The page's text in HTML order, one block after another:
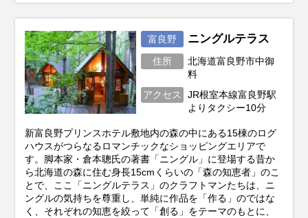
富良野 ニングルテラス
住所
北海道富良野市中御
料
アクセス
JR根室本線富良野駅
よりタクシー10分
新富良野プリンスホテル敷地内の森の中にある15棟のログ
ハウスがつらなるロマンチックなショッピングエリアで
す。脚本家・倉本聰氏の著書「ニングル」に登場する昔か
ら北海道の森に住む身長15cmくらいの「森の知恵者」のこ
とで、ここ「ニングルテラス」のクラフトマンたちは、ニ
ングルの気持ちを尊重し、単純に作品を「作る」のではな
く、それぞれの知恵を絞って「創る」をテーマのもとに、